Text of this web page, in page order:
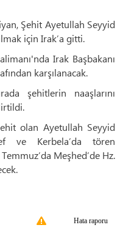
Şehit Ayetullah Seyyid
için Irak’a gitti.
Irak Başbakanı
karşılanacak.
şehitlerin naaşlarını
olan Ayetullah Seyyid
ve Kerbela’da tören
Meşhed’de Hz.
Hata raporu